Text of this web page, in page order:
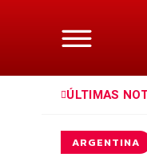
ÚLTIMAS
ARGENTINA